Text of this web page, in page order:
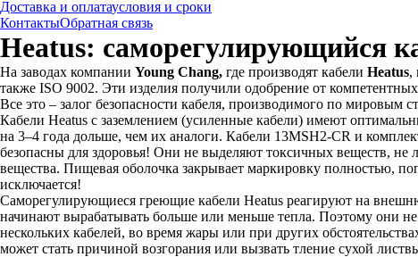
Доставка и оплатаусловия и сроки
КонтактыОбратная связь
Heatus: саморегулирующийся
На заводах компании Young Chang, где производят кабели Heatus,
также ISO 9002. Эти изделия получили одобрение от
Все это – залог безопасности кабеля, производимого по мировым
Кабели Heatus с заземлением (усиленные кабели) имеют
на 3–4 года дольше, чем их аналоги. Кабели 13MSH2-CR и
безопасны для здоровья! Они не выделяют токсичных веществ, не
вещества. Пищевая оболочка закрывает маркировку полностью,
исключается!
Саморегулирующиеся греющие кабели Heatus реагируют на
начинают вырабатывать больше или меньше тепла. Поэтому они не
нескольких кабелей, во время жары или при других
может стать причиной возгорания или вызвать тление сухой